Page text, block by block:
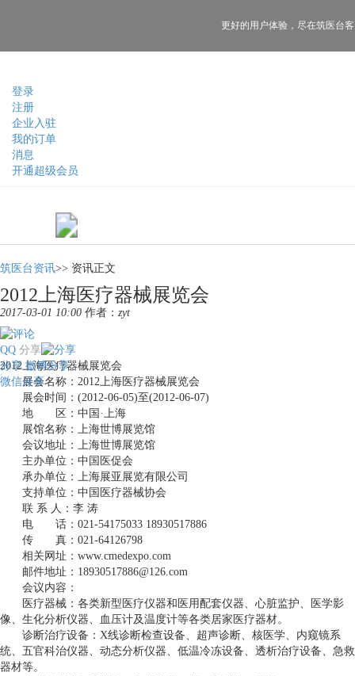
登录
注册
企业入驻
我的订单
消息
开通超级会员
更好的用户体验， 尽在筑医台
筑医台资讯>> 资讯正文
2012上海医疗器械展览会
2017-03-01 10:00 作者： zyt
分享
QQ
分享 微博分享
微信分享
2012上海医疗器械展览会
展会名称：2012上海医疗器械展览会
展会时间：(2012-06-05)至(2012-06-07)
地 区：中国·上海
展馆名称：上海世博展览馆
会议地址：上海世博展览馆
主办单位：中国医促会
承办单位：上海展亚展览有限公司
支持单位：中国医疗器械协会
联 系 人：李 涛
电 话：021-54175033 18930517886
传 真：021-64126798
相关网址：www.cmedexpo.com
邮件地址：18930517886@126.com
会议内容：
医疗器械：各类新型医疗仪器和医用配套仪器、心脏监护、医学影
像、生化分析仪器、血压计及温度计等各类居家医疗器材。
诊断治疗设备：X线诊断检查设备、超声诊断、核医学、内窥镜系
统、五官科治仪器、动态分析仪器、低温冷冻设备、透析治疗设备、急救
器材等。